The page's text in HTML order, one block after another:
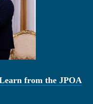
from the JPOA